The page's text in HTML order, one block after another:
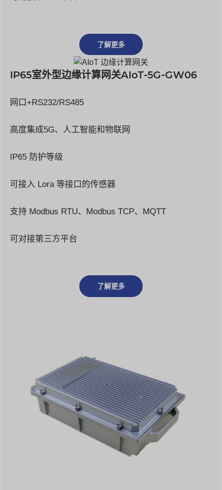
了解更多
IP65室外型边缘计算网关AIoT-5G-GW06
网口+RS232/RS485
高度集成5G、人工智能和物联网
IP65 防护等级
可接入 Lora 等接口的传感器
支持 Modbus RTU、Modbus TCP、MQTT
可对接第三方平台
了解更多